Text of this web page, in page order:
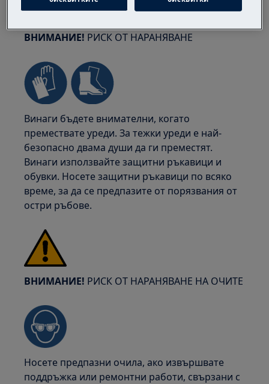
ВНИМАНИЕ! РИСК ОТ НАРАНЯВАНЕ
Винаги бъдете внимателни, когато
премествате уреди. За тежки уреди е най-
безопасно двама души да ги преместят.
Винаги използвайте защитни ръкавици и
обувки. Носете защитни ръкавици по всяко
време, за да се предпазите от порязвания от
остри ръбове.
ВНИМАНИЕ! РИСК ОТ НАРАНЯВАНЕ НА ОЧИТЕ
Носете предпазни очила, ако извършвате
поддръжка или ремонтни работи, свързани с